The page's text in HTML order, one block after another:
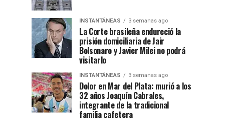
INSTANTÁNEAS 3 semanas ago
La Corte brasileña endureció la
prisión domiciliaria de Jair
Bolsonaro y Javier Milei no podrá
visitarlo
INSTANTÁNEAS 3 semanas ago
Dolor en Mar del Plata: murió a los
32 años Joaquín Cabrales,
integrante de la tradicional
familia cafetera